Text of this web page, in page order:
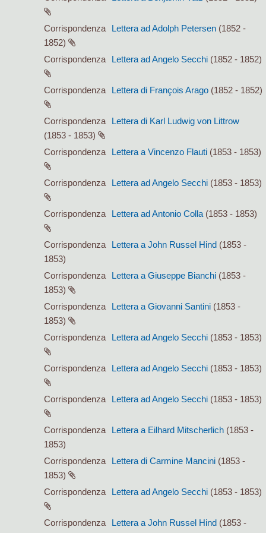
Corrispondenza Lettera ad Adolph Petersen (1852 -
1852)
Corrispondenza
Lettera ad Angelo Secchi (1852 - 1852)
Corrispondenza Lettera di François Arago (1852 - 1852)
Corrispondenza
Lettera di Karl Ludwig von Littrow
(1853 - 1853)
Corrispondenza
Lettera a Vincenzo Flauti (1853 - 1853)
Corrispondenza Lettera ad Angelo Secchi (1853 - 1853)
Corrispondenza Lettera ad Antonio Colla (1853 - 1853)
Corrispondenza Lettera a John Russel Hind (1853 -
1853)
Corrispondenza
Lettera a Giuseppe Bianchi (1853 -
1853)
Corrispondenza
Lettera a Giovanni Santini (1853 -
1853)
Corrispondenza
Lettera ad Angelo Secchi (1853 - 1853)
Corrispondenza Lettera ad Angelo Secchi (1853 - 1853)
Corrispondenza Lettera ad Angelo Secchi (1853 - 1853)
Corrispondenza Lettera a Eilhard Mitscherlich (1853 -
1853)
Corrispondenza
Lettera di Carmine Mancini (1853 -
1853)
Corrispondenza
Lettera ad Angelo Secchi (1853 - 1853)
Corrispondenza Lettera a John Russel Hind (1853 -